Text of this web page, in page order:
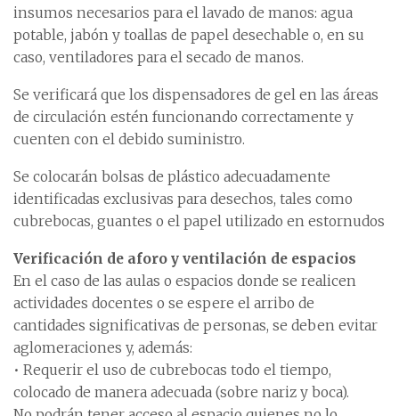
insumos necesarios para el lavado de manos: agua
potable, jabón y toallas de papel desechable o, en su
caso, ventiladores para el secado de manos.
Se verificará que los dispensadores de gel en las áreas
de circulación estén funcionando correctamente y
cuenten con el debido suministro.
Se colocarán bolsas de plástico adecuadamente
identificadas exclusivas para desechos, tales como
cubrebocas, guantes o el papel utilizado en estornudos
Verificación de aforo y ventilación de espacios
En el caso de las aulas o espacios donde se realicen
actividades docentes o se espere el arribo de
cantidades significativas de personas, se deben evitar
aglomeraciones y, además:
• Requerir el uso de cubrebocas todo el tiempo,
colocado de manera adecuada (sobre nariz y boca).